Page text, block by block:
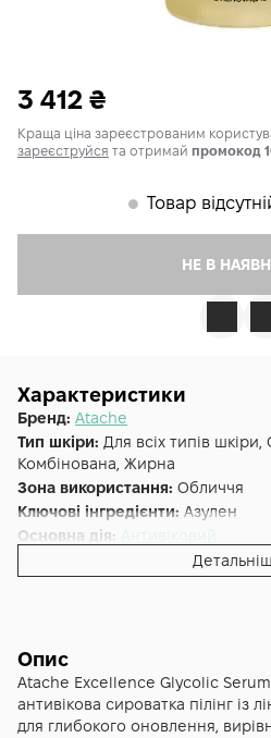
3 412 ₴
Краща ціна зареєстрованим
зареєструйся та отримай промокод
𒊹 Товар
НЕ В
Характеристики
Бренд: Atache
Тип шкіри: Для всіх типів
Комбінована, Жирна
Зона використання: Обличчя
Ключові інгредієнти: Азулен
Основна дія: Антивіковий
Сироватка
Опис
Atache Excellence Glycolic
антивікова сироватка пілінг із
для глибокого оновлення,